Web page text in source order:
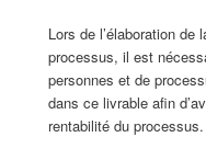
Lors de l’élaboration
processus, il est
personnes et de
dans ce livrable afin
rentabilité du processus.